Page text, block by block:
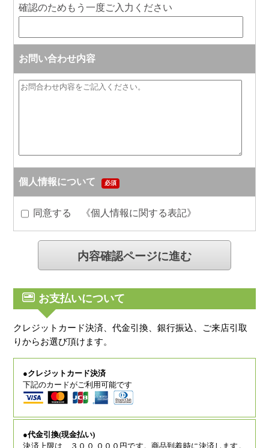
確認のためもう一度ご入力ください
お問い合わせ内容
個人情報について 必須
同意する 《個人情報に関する表記》
お支払いについて
クレジットカード決済、代金引換、銀行振込、ご来店引取
りからお選び頂けます。
●クレジットカード決済
下記のカードがご利用可能です
●代金引換(現金払い)
決済上限は、３００,０００円です。商品到着時に決済します。